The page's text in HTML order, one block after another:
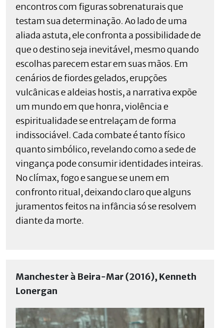
encontros com figuras sobrenaturais que
testam sua determinação. Ao lado de uma
aliada astuta, ele confronta a possibilidade de
que o destino seja inevitável, mesmo quando
escolhas parecem estar em suas mãos. Em
cenários de fiordes gelados, erupções
vulcânicas e aldeias hostis, a narrativa expõe
um mundo em que honra, violência e
espiritualidade se entrelaçam de forma
indissociável. Cada combate é tanto físico
quanto simbólico, revelando como a sede de
vingança pode consumir identidades inteiras.
No clímax, fogo e sangue se unem em
confronto ritual, deixando claro que alguns
juramentos feitos na infância só se resolvem
diante da morte.
Manchester à Beira-Mar (2016), Kenneth
Lonergan